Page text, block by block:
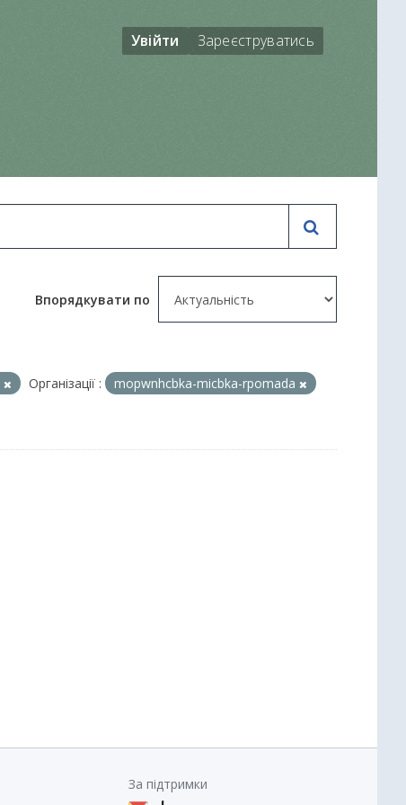
Увійти Зареєструватись
Впорядкувати по
Організації :
mopwnhcbka-micbka-rpomada
За підтримки